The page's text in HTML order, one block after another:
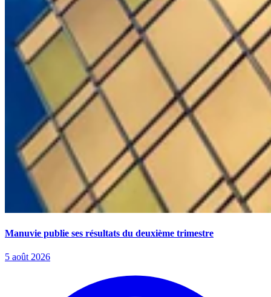
Manuvie publie ses résultats du deuxième trimestre
5 août 2026